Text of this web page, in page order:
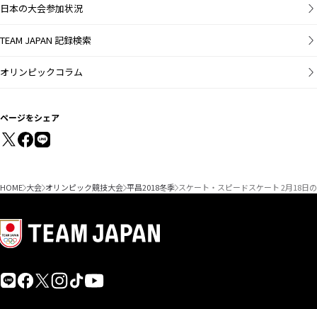
日本の大会参加状況
TEAM JAPAN 記録検索
オリンピックコラム
ページをシェア
HOME 大会 オリンピック競技大会 平昌2018冬季 スケート・スピードスケート 2月18日